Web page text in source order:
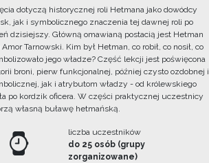
dotyczą historycznej roli Hetmana jako dowódcy
jak i symbolicznego znaczenia tej dawnej roli po
dzisiejszy. Główną omawianą postacią jest Hetman
Amor Tarnowski. Kim był Hetman, co robił, co nosił, co
jego władze? Część lekcji jest poświęcona
broni, pierw funkcjonalnej, później czysto ozdobnej i
jak i atrybutom władzy - od królewskiego
po kordzik oficera. W części praktycznej uczestnicy
własną buławę hetmańską.
liczba uczestników
do 25 osób (grupy
zorganizowane)